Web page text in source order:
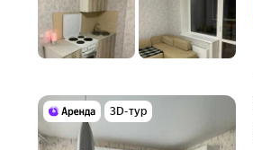
3D-тур